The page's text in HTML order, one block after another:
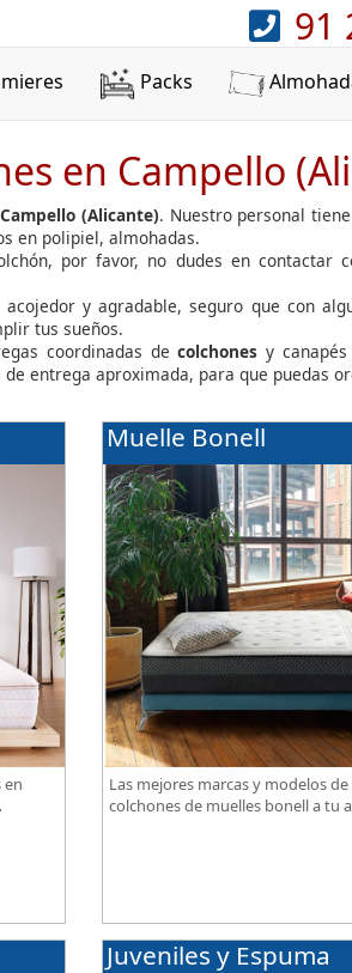
91
Packs
en Campello
Campello (Alicante). Nuestro personal
en polipiel, almohadas.
por favor, no dudes en contactar
y agradable, seguro que con
tus sueños.
coordinadas decolchones y
entrega aproximada, para que puedas
en
Muelle Bonell
Las mejores marcas y modelos de
colchones de muelles bonell a tu
Juveniles y Espuma